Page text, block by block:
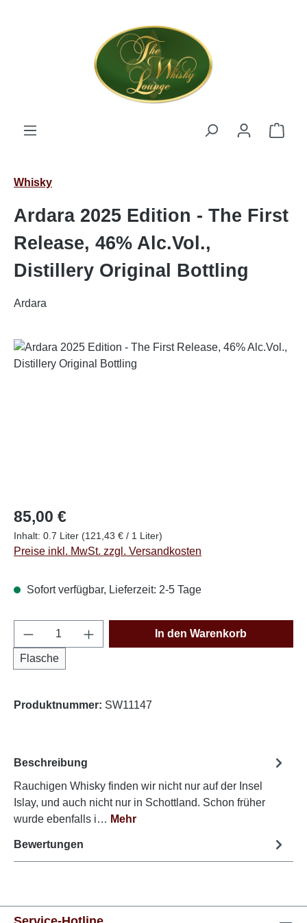
Whisky
Ardara 2025 Edition - The First
Release, 46% Alc.Vol.,
Distillery Original Bottling
Ardara
Bildergalerie überspringen
Regulärer Preis:
85,00 €
Inhalt: 0.7 Liter (121,43 € / 1 Liter)
Preise inkl. MwSt. zzgl. Versandkosten
Sofort verfügbar, Lieferzeit: 2-5 Tage
Produkt Anzahl: Gib den gewünschten
Flasche
In den Warenkorb
Produktnummer: SW11147
Beschreibung
Rauchigen Whisky finden wir nicht nur auf der Insel
Islay, und auch nicht nur in Schottland. Schon früher
wurde ebenfalls i… Mehr
Bewertungen